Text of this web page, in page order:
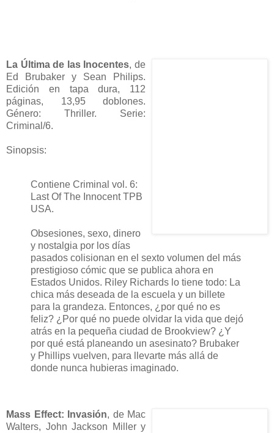
La Última de las Inocentes, de
Ed Brubaker y Sean Philips.
Edición en tapa dura, 112
páginas, 13,95 doblones.
Género: Thriller. Serie:
Criminal/6.
Sinopsis:
Contiene Criminal vol. 6:
Last Of The Innocent TPB
USA.
Obsesiones, sexo, dinero
y nostalgia por los días
pasados colisionan en el sexto volumen del más
prestigioso cómic que se publica ahora en
Estados Unidos. Riley Richards lo tiene todo: La
chica más deseada de la escuela y un billete
para la grandeza. Entonces, ¿por qué no es
feliz? ¿Por qué no puede olvidar la vida que dejó
atrás en la pequeña ciudad de Brookview? ¿Y
por qué está planeando un asesinato? Brubaker
y Phillips vuelven, para llevarte más allá de
donde nunca hubieras imaginado.
Mass Effect: Invasión, de Mac
Walters, John Jackson Miller y